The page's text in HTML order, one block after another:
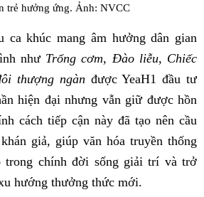
trẻ hưởng ứng. Ảnh: NVCC
ca khúc mang âm hưởng dân gian
như Trống cơm, Đào liễu, Chiếc
thượng ngàn được YeaH1 đầu tư
hiện đại nhưng vẫn giữ được hồn
cách tiếp cận này đã tạo nên cầu
giả, giúp văn hóa truyền thống
trong chính đời sống giải trí và trở
hướng thưởng thức mới.